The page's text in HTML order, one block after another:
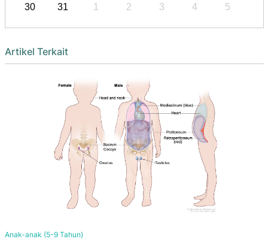
30 31 1 2 3 4 5
Artikel Terkait
Anak-anak (5-9 Tahun)